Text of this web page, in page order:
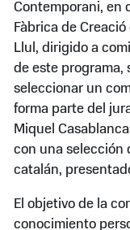
Contemporani, en
Fàbrica de
Llul, dirigido a
de este programa,
seleccionar un
forma parte del
Miquel
con una selección
catalán,
El objetivo de la
conocimiento